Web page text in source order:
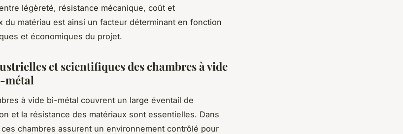
légèreté, résistance mécanique, coût et
du matériau est ainsi un facteur déterminant en fonction
et économiques du projet.
et scientifiques des chambres à vide
métal
à vide bi-métal couvrent un large éventail de
et la résistance des matériaux sont essentielles. Dans
chambres assurent un environnement contrôlé pour